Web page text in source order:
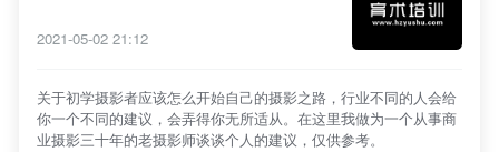
2021-05-02 21:12
关于初学摄影者应该怎么开始自己的摄影之路，行业不同的人会给
你一个不同的建议，会弄得你无所适从。在这里我做为一个从事商
业摄影三十年的老摄影师谈谈个人的建议，仅供参考。